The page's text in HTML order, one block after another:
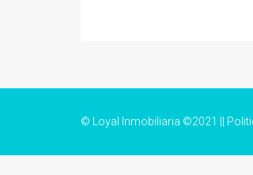
© Loyal Inmobiliaria ©2021 ||